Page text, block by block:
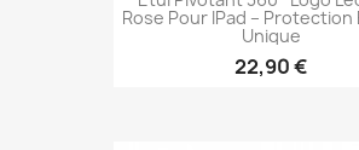
Rose Pour IPad – Protection
Unique
22,90 €